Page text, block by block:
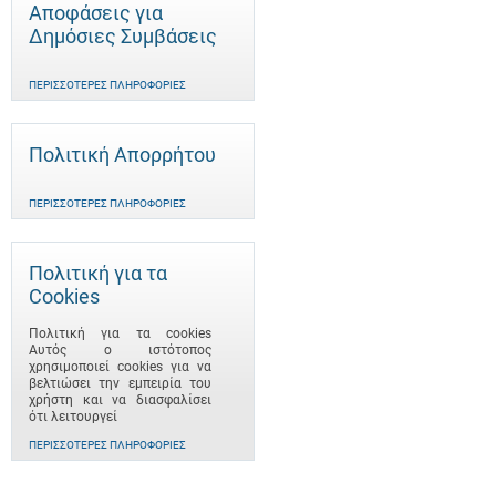
Αποφάσεις για
Δημόσιες Συμβάσεις
ΠΕΡΙΣΣΌΤΕΡΕΣ ΠΛΗΡΟΦΟΡΊΕΣ
Πολιτική Απορρήτου
ΠΕΡΙΣΣΌΤΕΡΕΣ ΠΛΗΡΟΦΟΡΊΕΣ
Πολιτική για τα
Cookies
Πολιτική για τα cookies
Αυτός ο ιστότοπος
χρησιμοποιεί cookies για να
βελτιώσει την εμπειρία του
χρήστη και να διασφαλίσει
ότι λειτουργεί
ΠΕΡΙΣΣΌΤΕΡΕΣ ΠΛΗΡΟΦΟΡΊΕΣ